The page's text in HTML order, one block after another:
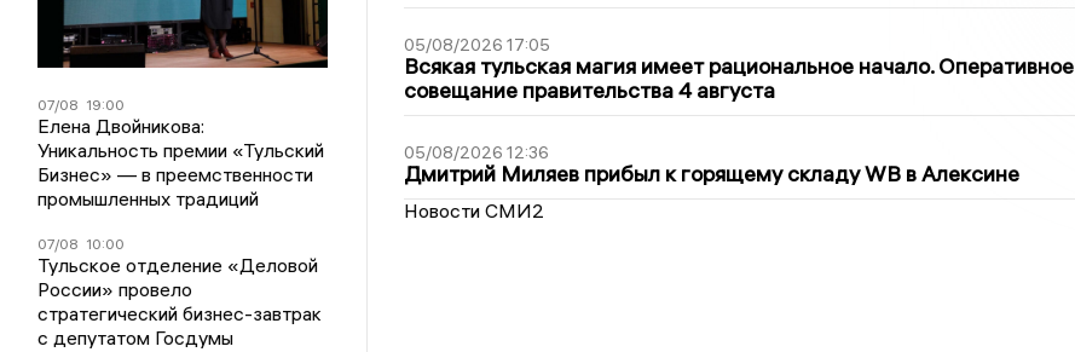
07/08 19:00
Елена Двойникова:
Уникальность премии «Тульский
Бизнес» — в преемственности
промышленных традиций
07/08 10:00
Тульское отделение «Деловой
России» провело
стратегический бизнес-завтрак
с депутатом Госдумы
05/08/2026 17:05
Всякая тульская магия имеет рациональное начало. Оперативное
совещание правительства 4 августа
05/08/2026 12:36
Дмитрий Миляев прибыл к горящему складу WB в Алексине
Новости СМИ2